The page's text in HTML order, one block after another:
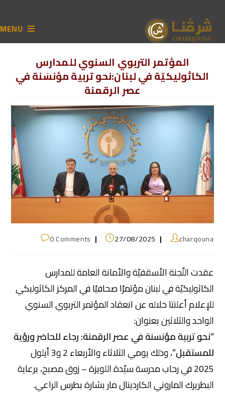
MENU
المؤتمر التربوي السنوي للمدارس
الكاثوليكيّة في لبنان:نحو تربية مؤنسَنة في
عصر الرقمنة
charqouna
27/08/2025
0 Comments
عقدت اللّجنة الأسقفيّة والأمانة العامة للمدارس
الكاثوليكيّة في لبنان مؤتمرًا صحافيًا في المركز الكاثوليكي
للإعلام أعلنتا خلاله عن انعقاد المؤتمر التربوي السنوي
الواحد والثلاثين بعنوان:
“نحو تربية مؤنسنة في عصر الرقمنة: رجاء للحاضر ورؤية
للمستقبل”
، وذلك يومي الثلاثاء والأربعاء 2 و3 أيلول
2025 في رحاب مدرسة سيّدة اللويزة – زوق مصبح، برعاية
البطريرك الماروني الكاردينال مار بشارة بطرس الراعي.